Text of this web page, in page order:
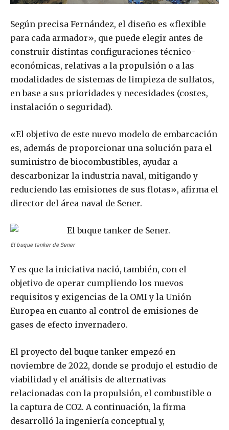
Según precisa Fernández, el diseño es «flexible
para cada armador», que puede elegir antes de
construir distintas configuraciones técnico-
económicas, relativas a la propulsión o a las
modalidades de sistemas de limpieza de sulfatos,
en base a sus prioridades y necesidades (costes,
instalación o seguridad).
«El objetivo de este nuevo modelo de embarcación
es, además de proporcionar una solución para el
suministro de biocombustibles, ayudar a
descarbonizar la industria naval, mitigando y
reduciendo las emisiones de sus flotas», afirma el
director del área naval de Sener.
El buque tanker de Sener
Y es que la iniciativa nació, también, con el
objetivo de operar cumpliendo los nuevos
requisitos y exigencias de la OMI y la Unión
Europea en cuanto al control de emisiones de
gases de efecto invernadero.
El proyecto del buque tanker empezó en
noviembre de 2022, donde se produjo el estudio de
viabilidad y el análisis de alternativas
relacionadas con la propulsión, el combustible o
la captura de CO2. A continuación, la firma
desarrolló la ingeniería conceptual y,